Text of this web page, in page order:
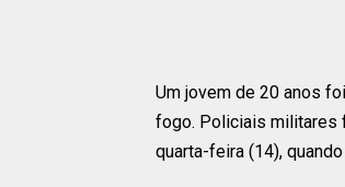
Um jovem de 20 anos
fogo. Policiais militares
quarta-feira (14),